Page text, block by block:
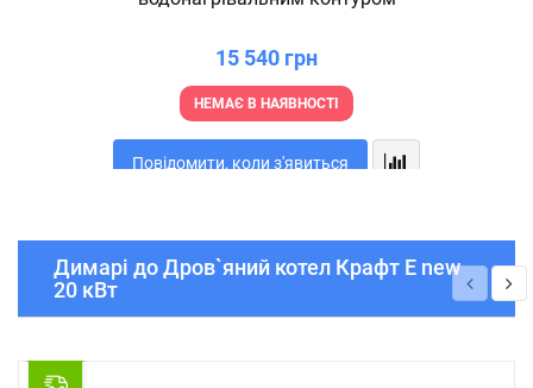
15 540 грн
НЕМАЄ В НАЯВНОСТІ
Повідомити, коли з'явиться
Димарі до Дров`яний котел Крафт Е new
20 кВт